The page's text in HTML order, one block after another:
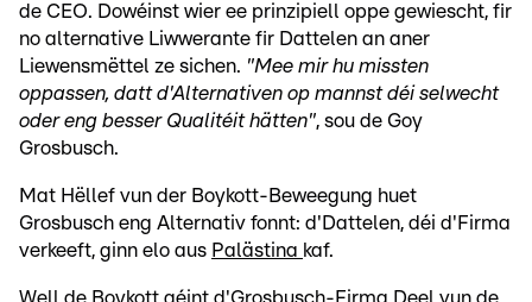
de CEO. Dowéinst wier ee prinzipiell oppe gewiescht, fir
no alternative Liwwerante fir Dattelen an aner
Liewensmëttel ze sichen. "Mee mir hu missten
oppassen, datt d'Alternativen op mannst déi selwecht
oder eng besser Qualitéit hätten", sou de Goy
Grosbusch.
Mat Hëllef vun der Boykott-Beweegung huet
Grosbusch eng Alternativ fonnt: d'Dattelen, déi d'Firma
verkeeft, ginn elo aus Palästina kaf.
Well de Boykott géint d'Grosbusch-Firma Deel vun de